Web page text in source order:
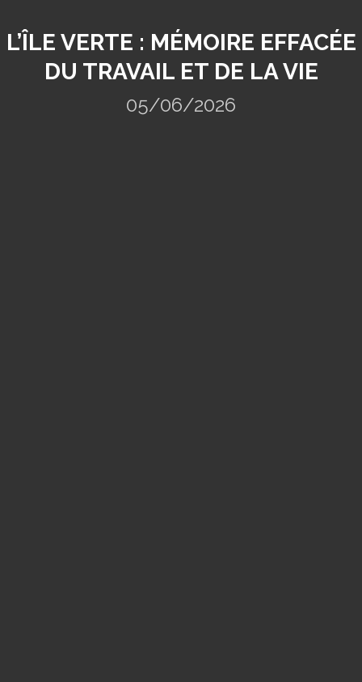
L’ÎLE VERTE : MÉMOIRE EFFACÉE
DU TRAVAIL ET DE LA VIE
05/06/2026